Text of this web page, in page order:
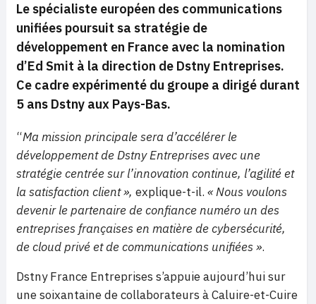
Le spécialiste européen des communications
unifiées poursuit sa stratégie de
développement en France avec la nomination
d’Ed Smit à la direction de Dstny Entreprises.
Ce cadre expérimenté du groupe a dirigé durant
5 ans Dstny aux Pays-Bas.
“Ma mission principale sera d’accélérer le
développement de Dstny Entreprises avec une
stratégie centrée sur l’innovation continue, l’agilité et
la satisfaction client », explique-t-il. « Nous voulons
devenir le partenaire de confiance numéro un des
entreprises françaises en matière de cybersécurité,
de cloud privé et de communications unifiées ».
Dstny France Entreprises s’appuie aujourd’hui sur
une soixantaine de collaborateurs à Caluire-et-Cuire